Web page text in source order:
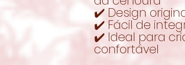
✔️ Design
✔️ Fácil de
✔️ Ideal para
confortável